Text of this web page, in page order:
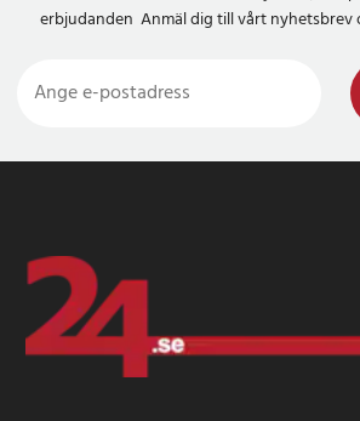
erbjudanden Anmäl dig till vårt nyhetsbrev